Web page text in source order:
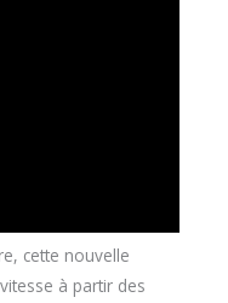
cette nouvelle
à partir des